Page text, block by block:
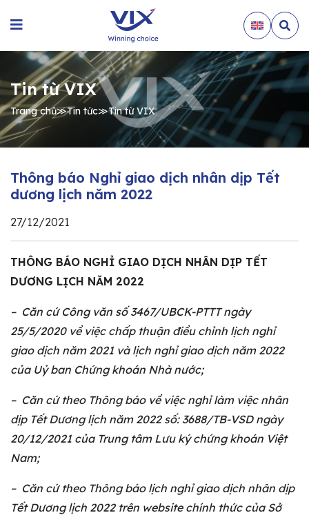
Tin từ VIX
Trang chủ≫Tin tức≫Tin từ VIX
Thông báo Nghỉ giao dịch nhân dịp Tết
dương lịch năm 2022
27/12/2021
THÔNG BÁO NGHỈ GIAO DỊCH NHÂN DỊP TẾT
DƯƠNG LỊCH NĂM 2022
– Căn cứ Công văn số 3467/UBCK-PTTT ngày
25/5/2020 về việc chấp thuận điều chỉnh lịch nghỉ
giao dịch năm 2021 và lịch nghỉ giao dịch năm 2022
của Uỷ ban Chứng khoán Nhà nước;
– Căn cứ theo Thông báo về việc nghỉ làm việc nhân
dịp Tết Dương lịch năm 2022 số: 3688/TB-VSD ngày
20/12/2021 của Trung tâm Lưu ký chứng khoán Việt
Nam;
– Căn cứ theo Thông báo lịch nghỉ giao dịch nhân dịp
Tết Dương lịch 2022 trên website chính thức của Sở